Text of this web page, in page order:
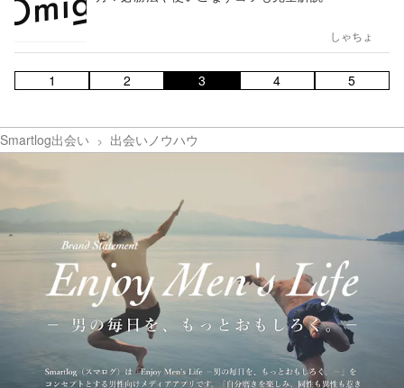
しゃちょ
1 2 3 4 5
Smartlog出会い 出会いノウハウ